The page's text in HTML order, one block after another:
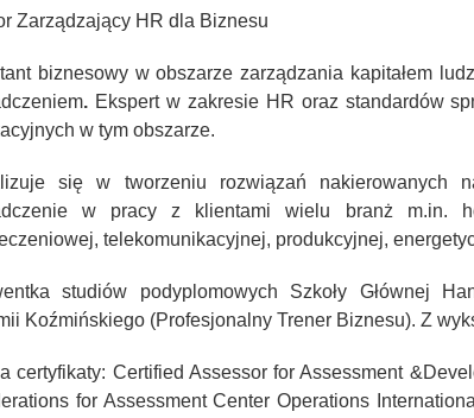
Zarządzający HR dla Biznesu
biznesowy w obszarze zarządzania kapitałem
. Ekspert w zakresieHR oraz standardów
w tym obszarze.
się w tworzeniu rozwiązań nakierowanych
w pracy z klientami wielu branż m.in.
telekomunikacyjnej, produkcyjnej,
studiów podyplomowych Szkoły Głównej
Koźmińskiego (Profesjonalny Trener Biznesu). Z
certyfikaty: Certified Assessor for Assessment
for Assessment Center Operations